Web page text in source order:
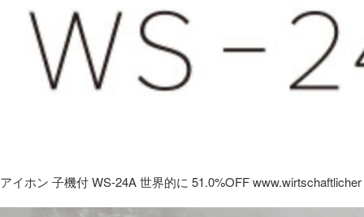
アイホン 子機付 WS-24A 世界的に 51.0%OFF www.wirtschaftlicher